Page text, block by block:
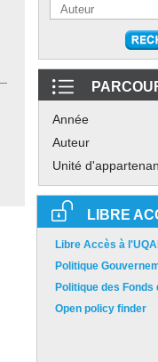
Année
Auteur
Unité
LIBRE
Libre Accès à
Politique
Politique des
Open policy finder